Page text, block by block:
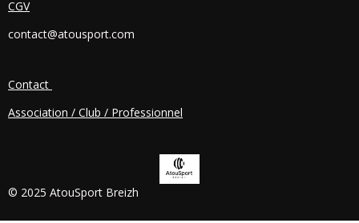
B
O
CGV
contact@atousport.com
Contact
Association / Club / Professionnel
© 2025 AtouSport Breizh